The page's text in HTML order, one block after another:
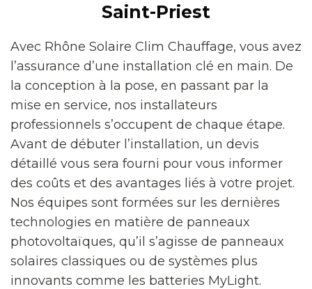
Saint-Priest
Avec Rhône Solaire Clim Chauffage, vous avez
l’assurance d’une installation clé en main. De
la conception à la pose, en passant par la
mise en service, nos installateurs
professionnels s’occupent de chaque étape.
Avant de débuter l’installation, un devis
détaillé vous sera fourni pour vous informer
des coûts et des avantages liés à votre projet.
Nos équipes sont formées sur les dernières
technologies en matière de panneaux
photovoltaïques, qu’il s’agisse de panneaux
solaires classiques ou de systèmes plus
innovants comme les batteries MyLight.